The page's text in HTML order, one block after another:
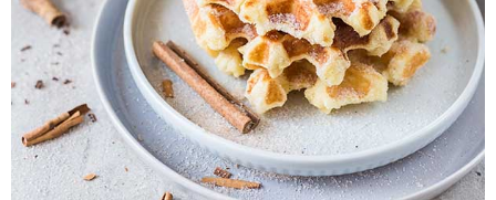
SKLEP
Polski